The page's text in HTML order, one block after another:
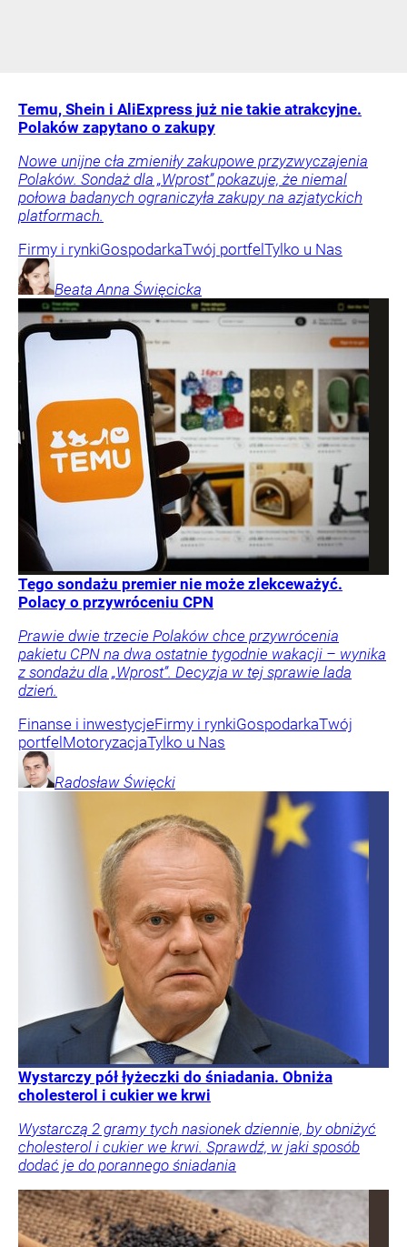
Temu, Shein i AliExpress już nie takie atrakcyjne.
Polaków zapytano o zakupy
Nowe unijne cła zmieniły zakupowe przyzwyczajenia
Polaków. Sondaż dla „Wprost” pokazuje, że niemal
połowa badanych ograniczyła zakupy na azjatyckich
platformach.
Firmy i rynkiGospodarkaTwój portfel Tylko u Nas
Beata Anna Święcicka
Tego sondażu premier nie może zlekceważyć.
Polacy o przywróceniu CPN
Prawie dwie trzecie Polaków chce przywrócenia
pakietu CPN na dwa ostatnie tygodnie wakacji – wynika
z sondażu dla „Wprost”. Decyzja w tej sprawie lada
dzień.
Finanse i inwestycjeFirmy i rynkiGospodarkaTwój
portfel MotoryzacjaTylko u Nas
Radosław Święcki
Wystarczy pół łyżeczki do śniadania. Obniża
cholesterol i cukier we krwi
Wystarczą 2 gramy tych nasionek dziennie, by obniżyć
cholesterol i cukier we krwi. Sprawdź, w jaki sposób
dodać je do porannego śniadania